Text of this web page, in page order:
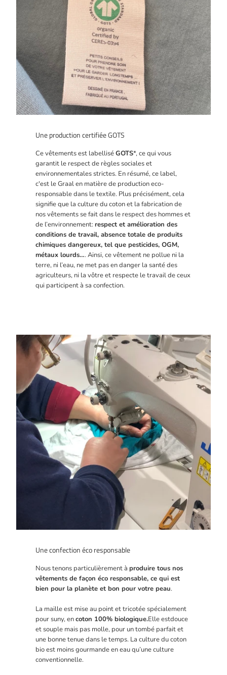
Une production certifiée GOTS
Ce vêtements est labelliséGOTS*, ce qui vous
garantit le respect de règles sociales et
environnementales strictes. En résumé, ce label,
c'est le Graal en matière de production eco-
responsable dans le textile. Plus précisément, cela
signifie que la culture du coton et la fabrication de
nos vêtements se fait dans le respect des hommes et
de l’environnement:respect et amélioration des
conditions de travail, absence totale de produits
chimiques dangereux, tel que pesticides, OGM,
métaux lourds…. Ainsi, ce vêtement ne pollue ni la
terre, ni l’eau, ne met pas en danger la santé des
agriculteurs, ni la vôtre et respecte le travail de ceux
qui participent à sa confection.
Une confection éco responsable
Nous tenons particulièrement àproduire tous nos
vêtements de façon éco responsable, ce qui est
bien pour la planète et bon pour votre peau.
La maille est mise au point et tricotée spécialement
pour suny, encoton 100% biologique.Elle estdouce
et souple mais pas molle, pour un tombé parfait et
une bonne tenue dans le temps. La culture du coton
bio est moins gourmande en eau qu’une culture
conventionnelle.